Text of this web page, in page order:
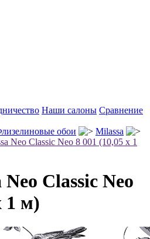
Наши салоны Сравнение
обои
Milassa
Neo Classic Neo 8 001 (10,05 х 1
Classic Neo
1 м)